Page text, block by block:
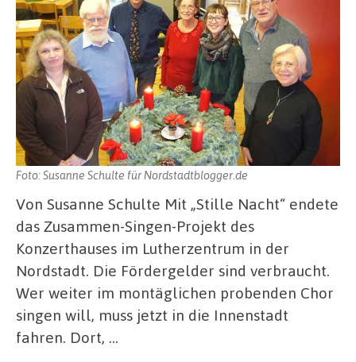
Foto: Susanne Schulte für Nordstadtblogger.de
Von Susanne Schulte Mit „Stille Nacht“ endete
das Zusammen-Singen-Projekt des
Konzerthauses im Lutherzentrum in der
Nordstadt. Die Fördergelder sind verbraucht.
Wer weiter im montäglichen probenden Chor
singen will, muss jetzt in die Innenstadt
fahren. Dort, …